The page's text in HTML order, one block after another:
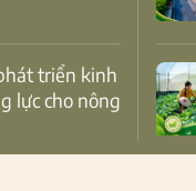
lực cho nông